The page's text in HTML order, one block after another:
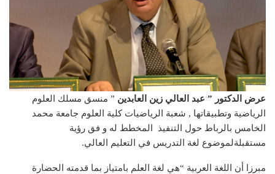
عرض الدكتور ” عبد العالي زين العابدين ” منسق مسلك العلوم
الرياضية وتطبيقاتها , شعبة الرياضيات كلية العلوم جامعة محمد
الخامس بالرباط حول التنفيذ المخطط له و فق رؤية
مستقبلةلموضوع لغة التدريس في التعليم العالي.
مبرزا أن اللغة العربية “هي لغة العلم بامتياز بما قدمته الحضارة